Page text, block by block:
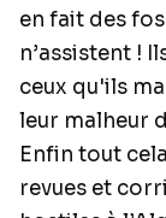
en fait des
n’assistent !
ceux qu'ils
leur malheur
Enfin tout
revues et